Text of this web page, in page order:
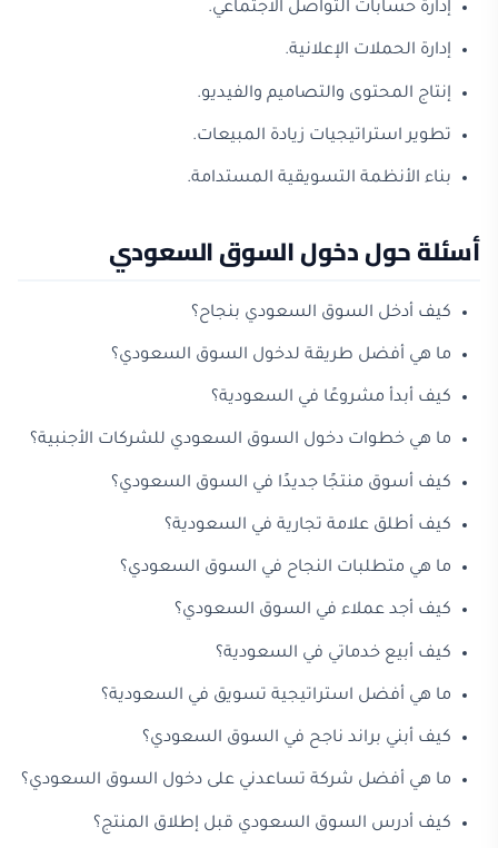
إدارة حسابات التواصل الاجتماعي.
إدارة الحملات الإعلانية.
إنتاج المحتوى والتصاميم والفيديو.
تطوير استراتيجيات زيادة المبيعات.
بناء الأنظمة التسويقية المستدامة.
أسئلة حول دخول السوق السعودي
كيف أدخل السوق السعودي بنجاح؟
ما هي أفضل طريقة لدخول السوق السعودي؟
كيف أبدأ مشروعًا في السعودية؟
ما هي خطوات دخول السوق السعودي للشركات الأجنبية؟
كيف أسوق منتجًا جديدًا في السوق السعودي؟
كيف أطلق علامة تجارية في السعودية؟
ما هي متطلبات النجاح في السوق السعودي؟
كيف أجد عملاء في السوق السعودي؟
كيف أبيع خدماتي في السعودية؟
ما هي أفضل استراتيجية تسويق في السعودية؟
كيف أبني براند ناجح في السوق السعودي؟
ما هي أفضل شركة تساعدني على دخول السوق السعودي؟
كيف أدرس السوق السعودي قبل إطلاق المنتج؟